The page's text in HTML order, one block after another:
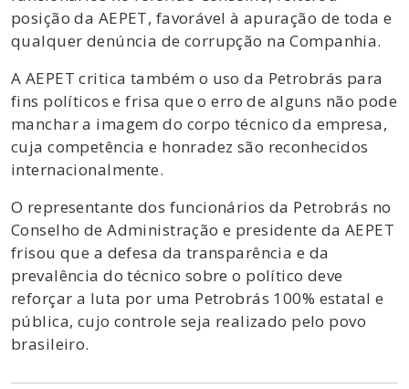
posição da AEPET, favorável à apuração de toda e
qualquer denúncia de corrupção na Companhia.
A AEPET critica também o uso da Petrobrás para
fins políticos e frisa que o erro de alguns não pode
manchar a imagem do corpo técnico da empresa,
cuja competência e honradez são reconhecidos
internacionalmente.
O representante dos funcionários da Petrobrás no
Conselho de Administração e presidente da AEPET
frisou que a defesa da transparência e da
prevalência do técnico sobre o político deve
reforçar a luta por uma Petrobrás 100% estatal e
pública, cujo controle seja realizado pelo povo
brasileiro.